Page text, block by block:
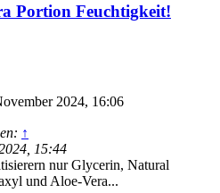
Portion Feuchtigkeit!
2024, 16:06
↑
15:44
nur Glycerin, Natural
und Aloe-Vera...